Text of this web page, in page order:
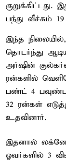
பந்து வீச்சும்
இந்த
தொடர்ந்து
அர்ஷின்
ரன்களில்
பண்ட் 4
32 ரன்கள்
உதவினார்.
இதனால் லக்னோ
ஓவர்களில் 3